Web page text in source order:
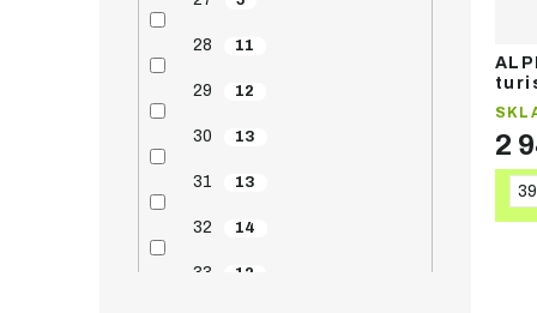
28 11
29 12
30 13
31 13
32 14
33 12
2
39